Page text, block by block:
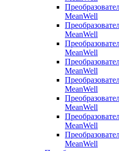
MeanWell
MeanWell
MeanWell
MeanWell
MeanWell
MeanWell
MeanWell
MeanWell